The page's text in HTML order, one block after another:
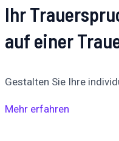
Ihr
auf einer
Gestalten Sie Ihre
Mehr erfahren